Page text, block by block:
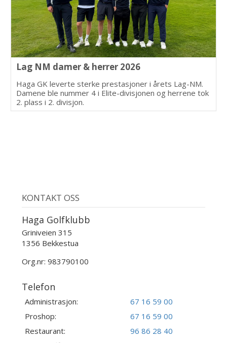
Lag NM damer & herrer 2026
Haga GK leverte sterke prestasjoner i årets Lag-NM.
Damene ble nummer 4 i Elite-divisjonen og herrene tok
2. plass i 2. divisjon.
KONTAKT OSS
Haga Golfklubb
Griniveien 315
1356 Bekkestua
Org.nr: 983790100
Telefon
Administrasjon:
67 16 59 00
Proshop:
67 16 59 00
Restaurant:
96 86 28 40